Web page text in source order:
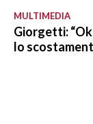
MULTIMEDIA
Giorgetti:
lo